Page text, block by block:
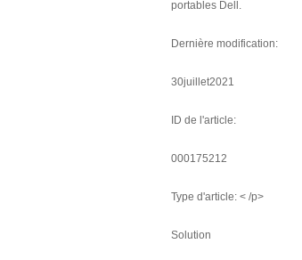
portables Dell.
Dernière modification:
30juillet2021
ID de l'article:
000175212
Type d'article: < /p>
Solution